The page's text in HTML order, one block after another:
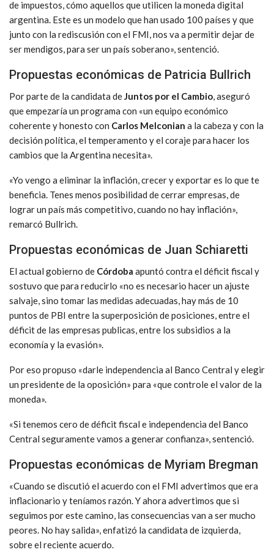
de impuestos, cómo aquellos que utilicen la moneda digital
argentina. Este es un modelo que han usado 100 países y que
junto con la rediscusión con el FMI, nos va a permitir dejar de
ser mendigos, para ser un país soberano», sentenció.
Propuestas económicas de Patricia Bullrich
Por parte de la candidata deJuntos por el Cambio, aseguró
que empezaría un programa con «un equipo económico
coherente y honesto con Carlos Melconian a la cabeza y con la
decisión política, el temperamento y el coraje para hacer los
cambios que la Argentina necesita».
«Yo vengo a eliminar la inflación, crecer y exportar es lo que te
beneficia. Tenes menos posibilidad de cerrar empresas, de
lograr un país más competitivo, cuando no hay inflación»,
remarcó Bullrich.
Propuestas económicas de Juan Schiaretti
El actual gobierno de Córdoba apuntó contra el déficit fiscal y
sostuvo que para reducirlo «no es necesario hacer un ajuste
salvaje, sino tomar las medidas adecuadas, hay más de 10
puntos de PBI entre la superposición de posiciones, entre el
déficit de las empresas publicas, entre los subsidios a la
economía y la evasión».
Por eso propuso «darle independencia al Banco Central y elegir
un presidente de la oposición» para «que controle el valor de la
moneda».
«Si tenemos cero de déficit fiscal e independencia del Banco
Central seguramente vamos a generar confianza», sentenció.
Propuestas económicas de Myriam Bregman
«Cuando se discutió el acuerdo con el FMI advertimos que era
inflacionario y teníamos razón. Y ahora advertimos que si
seguimos por este camino, las consecuencias van a ser mucho
peores. No hay salida», enfatizó la candidata de izquierda,
sobre el reciente acuerdo.